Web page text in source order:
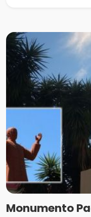
Monumento